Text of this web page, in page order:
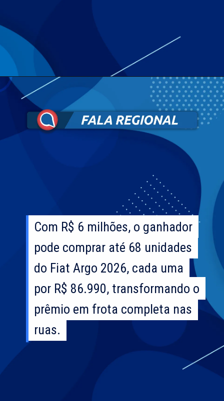
Com R$ 6 milhões, o ganhador
pode comprar até 68 unidades
do Fiat Argo 2026, cada uma
por R$ 86.990, transformando o
prêmio em frota completa nas
ruas.
Com R$ 6 milhões, o ganhador
pode comprar até 68 unidades
do Fiat Argo 2026, cada uma
por R$ 86.990, transformando o
prêmio em frota completa nas
ruas.